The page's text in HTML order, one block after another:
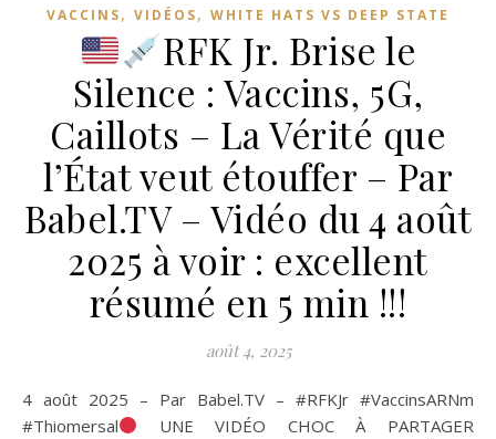
VACCINS, VIDÉOS, WHITE HATS VS DEEP STATE
RFK Jr. Brise le
Silence : Vaccins, 5G,
Caillots – La Vérité que
l’État veut étouffer – Par
Babel.TV – Vidéo du 4 août
2025 à voir : excellent
résumé en 5 min !!!
août 4, 2025
4 août 2025 – Par Babel.TV – #RFKJr #VaccinsARNm
#Thiomersal
UNE VIDÉO CHOC À PARTAGER